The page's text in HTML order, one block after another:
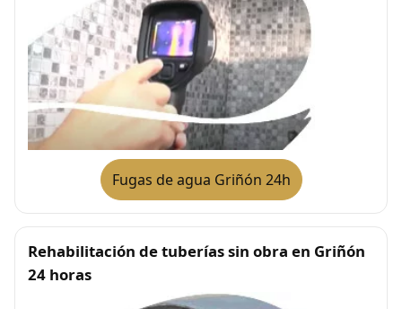
Fugas de agua Griñón 24h
Rehabilitación de tuberías sin obra en Griñón
24 horas